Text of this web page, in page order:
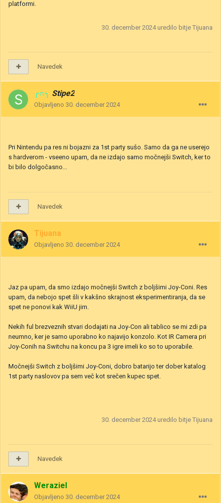
platformi.
30. december 2024uredilo bitje Tijuana
Navedek
╭∩╮ Stipe2
Objavljeno 30. december 2024
Pri Nintendu pa res ni bojazni za 1st party sušo. Samo da ga ne userejo
s hardverom - vseeno upam, da ne izdajo samo močnejši Switch, ker to
bi bilo dolgočasno...
Navedek
Tijuana
Objavljeno 30. december 2024
Jaz pa upam, da smo izdajo močnejši Switch z boljšimi Joy-Coni. Res
upam, da nebojo spet šli v kakšno skrajnost eksperimentiranja, da se
spet ne ponovi kak WiiU jim.
Nekih ful brezveznih stvari dodajati na Joy-Con ali tablico se mi zdi pa
neumno, ker je samo uporabno ko najavijo konzolo. Kot IR Camera pri
Joy-Conih na Switchu na koncu pa 3 igre imeli ko so to uporabile.
Močnejši Switch z boljšimi Joy-Coni, dobro batarijo ter dober katalog
1st party naslovov pa sem več kot srečen kupec spet.
30. december 2024uredilo bitje Tijuana
Navedek
Weraziel
Objavljeno 30. december 2024